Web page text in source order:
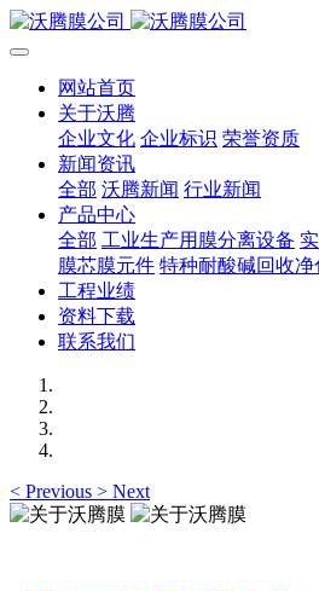
网站首页
关于沃腾
企业文化 企业标识 荣誉资质
新闻资讯
全部 沃腾新闻 行业新闻
产品中心
全部 工业生产用膜分离设备
膜芯膜元件 特种耐酸碱回收净
工程业绩
资料下载
联系我们
< Previous > Next